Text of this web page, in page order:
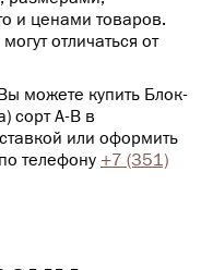
и ценами товаров.
отличаться от
можете купить Блок-
сорт А-В в
или оформить
телефону +7 (351)